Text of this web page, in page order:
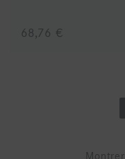
68,76 €
Montrer: